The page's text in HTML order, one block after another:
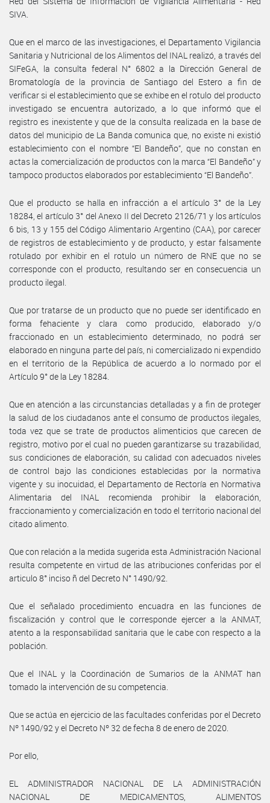
SIVA.
Que en el marco de las investigaciones, el Departamento Vigilancia
Sanitaria y Nutricional de los Alimentos del INAL realizó, a través del
SIFeGA, la consulta federal N° 6802 a la Dirección General de
Bromatología de la provincia de Santiago del Estero a fin de
verificar si el establecimiento que se exhibe en el rotulo del producto
investigado se encuentra autorizado, a lo que informó que el
registro es inexistente y que de la consulta realizada en la base de
datos del municipio de La Banda comunica que, no existe ni existió
establecimiento con el nombre “El Bandeño”, que no constan en
actas la comercialización de productos con la marca “El Bandeño” y
tampoco productos elaborados por establecimiento “El Bandeño”.
Que el producto se halla en infracción a el artículo 3° de la Ley
18284, el artículo 3° del Anexo II del Decreto 2126/71 y los artículos
6 bis, 13 y 155 del Código Alimentario Argentino (CAA), por carecer
de registros de establecimiento y de producto, y estar falsamente
rotulado por exhibir en el rotulo un número de RNE que no se
corresponde con el producto, resultando ser en consecuencia un
producto ilegal.
Que por tratarse de un producto que no puede ser identificado en
forma fehaciente y clara como producido, elaborado y/o
fraccionado en un establecimiento determinado, no podrá ser
elaborado en ninguna parte del país, ni comercializado ni expendido
en el territorio de la República de acuerdo a lo normado por el
Artículo 9° de la Ley 18284.
Que en atención a las circunstancias detalladas y a fin de proteger
la salud de los ciudadanos ante el consumo de productos ilegales,
toda vez que se trate de productos alimenticios que carecen de
registro, motivo por el cual no pueden garantizarse su trazabilidad,
sus condiciones de elaboración, su calidad con adecuados niveles
de control bajo las condiciones establecidas por la normativa
vigente y su inocuidad, el Departamento de Rectoría en Normativa
Alimentaria del INAL recomienda prohibir la elaboración,
fraccionamiento y comercialización en todo el territorio nacional del
citado alimento.
Que con relación a la medida sugerida esta Administración Nacional
resulta competente en virtud de las atribuciones conferidas por el
articulo 8° inciso ñ del Decreto N° 1490/92.
Que el señalado procedimiento encuadra en las funciones de
fiscalización y control que le corresponde ejercer a la ANMAT,
atento a la responsabilidad sanitaria que le cabe con respecto a la
población.
Que el INAL y la Coordinación de Sumarios de la ANMAT han
tomado la intervención de su competencia.
Que se actúa en ejercicio de las facultades conferidas por el Decreto
Nº 1490/92 y el Decreto Nº 32 de fecha 8 de enero de 2020.
Por ello,
EL ADMINISTRADOR NACIONAL DE LA ADMINISTRACIÓN
NACIONAL DE MEDICAMENTOS, ALIMENTOS